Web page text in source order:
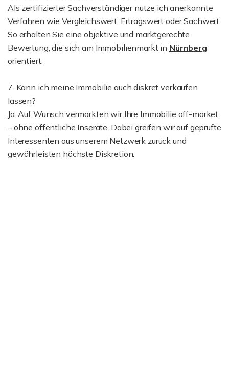
Als zertifizierter Sachverständiger nutze ich anerkannte
Verfahren wie Vergleichswert, Ertragswert oder Sachwert.
So erhalten Sie eine objektive und marktgerechte
Bewertung, die sich am Immobilienmarkt in Nürnberg
orientiert.
7. Kann ich meine Immobilie auch diskret verkaufen
lassen?
Ja. Auf Wunsch vermarkten wir Ihre Immobilie off-market
– ohne öffentliche Inserate. Dabei greifen wir auf geprüfte
Interessenten aus unserem Netzwerk zurück und
gewährleisten höchste Diskretion.